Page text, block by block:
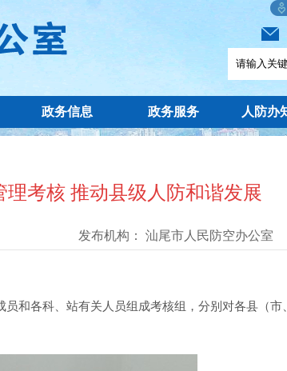
政务信息 政务服务 人防办
理考核 推动县级人防和谐发展
发布机构： 汕尾市人民防空办公室
各科、站有关人员组成考核组，分别对各县（市